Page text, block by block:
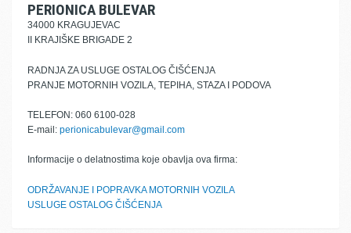
PERIONICA BULEVAR
34000 KRAGUJEVAC
II KRAJIŠKE BRIGADE 2
RADNJA ZA USLUGE OSTALOG ČIŠĆENJA
PRANJE MOTORNIH VOZILA, TEPIHA, STAZA I PODOVA
TELEFON: 060 6100-028
E-mail: perionicabulevar@gmail.com
Informacije o delatnostima koje obavlja ova firma:
ODRŽAVANJE I POPRAVKA MOTORNIH VOZILA
USLUGE OSTALOG ČIŠĆENJA